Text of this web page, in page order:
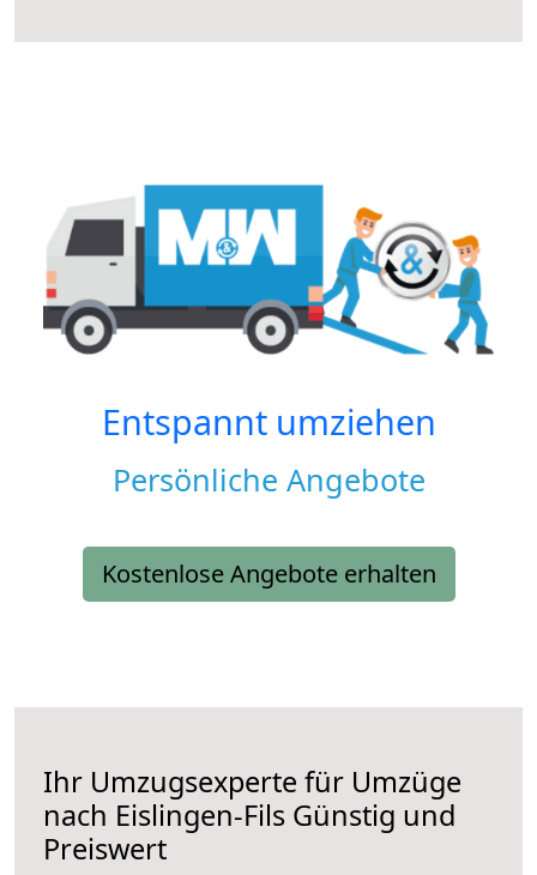
Entspannt umziehen
Persönliche Angebote
Kostenlose Angebote erhalten
Ihr Umzugsexperte für Umzüge
nach Eislingen-Fils Günstig und
Preiswert